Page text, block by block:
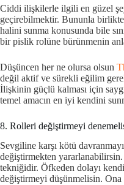
Ciddi ilişkilerle ilgili en güzel
geçirebilmektir. Bununla
halini sunma konusunda bile
bir pislik rolüne bürünmenin
Düşüncen her ne olursa olsun
değil aktif ve sürekli eğilim
İlişkinin güçlü kalması için
temel amacın en iyi kendini
8. Rolleri değiştirmeyi
Sevgiline karşı kötü
değiştirmekten
tekniğidir. Öfkeden dolayı
değiştirmeyi düşünmelisin. Ona